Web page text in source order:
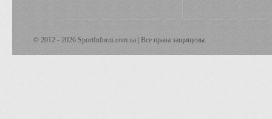
© 2012 - 2026 SportInform.com.ua | Все права защищены.